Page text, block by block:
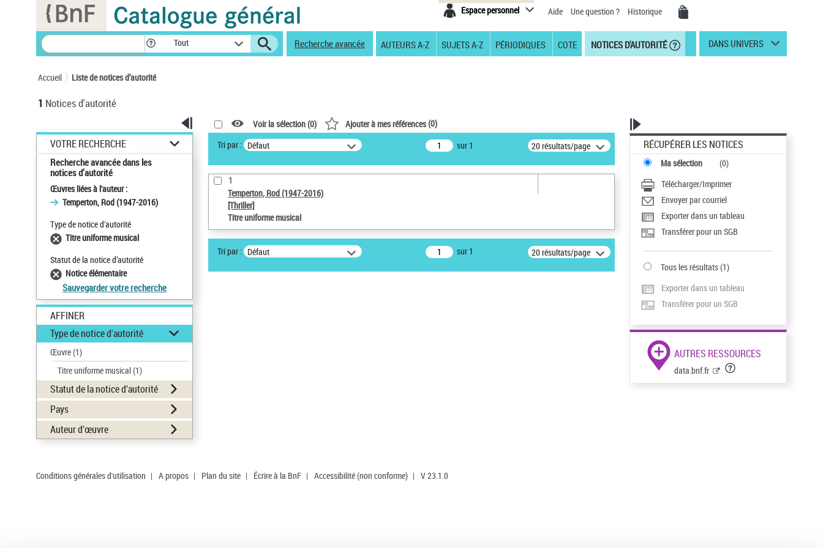
Espace personnel Aide Une question ? Historique
Tout Recherche avancée AUTEURS A-Z SUJETS A-Z PÉRIODIQUES COTE NOTICES D'AUTORITÉ DANS UNIVERS
Accueil Liste de notices d’autorité
1 Notices d'autorité
VOTRE RECHERCHE
Recherche avancée dans les
notices d’autorité
Œuvres liées à l'auteur :
Temperton, Rod (1947-2016)
Type de notice d'autorité
Titre uniforme musical
Statut de la notice d’autorité
Notice élémentaire
Sauvegarder votre recherche
AFFINER
Type de notice d'autorité
Œuvre(1)
Titre uniforme musical(1)
Statut de la notice d’autorité
Pays
Auteur d’œuvre
Voir la sélection (0) Ajouter à mes références(0)
Tri par : Défaut sur 1 20 résultats/page
1
Temperton, Rod (1947-2016)
[Thriller]
Titre uniforme musical
Tri par : Défaut sur 1 20 résultats/page
RÉCUPÉRER LES NOTICES
Ma sélection (0)
Télécharger/Imprimer
Envoyer par courriel
Exporter dans un tableau
Transférer pour un SGB
Tous les résultats(1)
Exporter dans un tableau
Transférer pour un SGB
AUTRES RESSOURCES
data.bnf.fr
Conditions générales d'utilisation | A propos | Plan du site | Écrire à la BnF | Accessibilité (non conforme) | V 23.1.0
Panneau de gestion des cookies